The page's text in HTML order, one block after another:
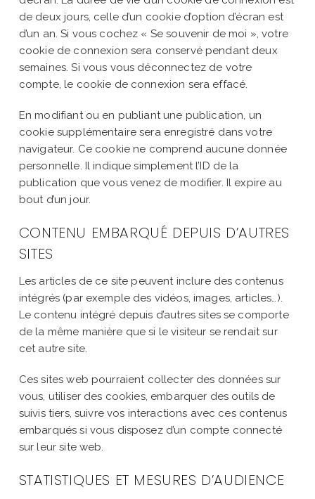
de deux jours, celle d’un cookie d’option d’écran est
d’un an. Si vous cochez « Se souvenir de moi », votre
cookie de connexion sera conservé pendant deux
semaines. Si vous vous déconnectez de votre
compte, le cookie de connexion sera effacé.
En modifiant ou en publiant une publication, un
cookie supplémentaire sera enregistré dans votre
navigateur. Ce cookie ne comprend aucune donnée
personnelle. Il indique simplement l’ID de la
publication que vous venez de modifier. Il expire au
bout d’un jour.
CONTENU EMBARQUÉ DEPUIS D’AUTRES
SITES
Les articles de ce site peuvent inclure des contenus
intégrés (par exemple des vidéos, images, articles…).
Le contenu intégré depuis d’autres sites se comporte
de la même manière que si le visiteur se rendait sur
cet autre site.
Ces sites web pourraient collecter des données sur
vous, utiliser des cookies, embarquer des outils de
suivis tiers, suivre vos interactions avec ces contenus
embarqués si vous disposez d’un compte connecté
sur leur site web.
STATISTIQUES ET MESURES D’AUDIENCE